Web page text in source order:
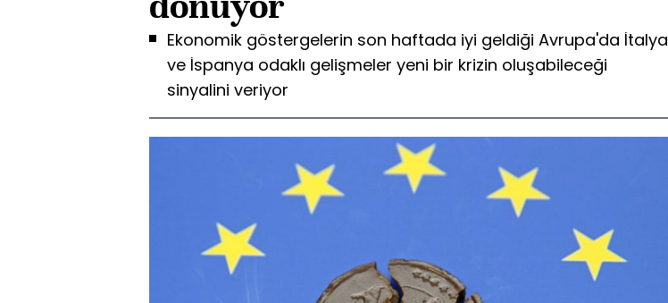
Ekonomik göstergelerin son haftada iyi geldiği Avrupa'da İtalya
ve İspanya odaklı gelişmeler yeni bir krizin oluşabileceği
sinyalini veriyor